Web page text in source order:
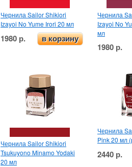
Чернила Sailor Shikiori
Izayoi No Yume Irori 20 мл
1980 р. в корзину
Чернила
Izayoi No
мл
1980 р.
Чернила Sailor Shikiori
Tsukuyono Minamo Yodaki
20 мл
Чернила
Pink 20 мл
2440 р.